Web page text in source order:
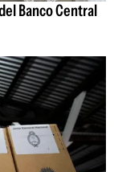
Banco Central